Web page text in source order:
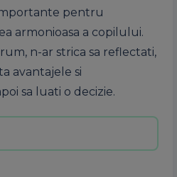
pentru
armonioasa a copilului.
n-ar strica sa reflectati,
avantajele si
sa luati o decizie.